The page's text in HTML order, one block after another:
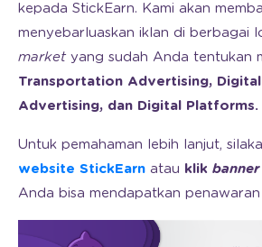
kepada StickEarn. Kami akan
menyebarluaskan iklan di berbagai
marketyang sudah Anda tentukan
Transportation Advertising,
Advertising, dan Digital Platforms.
Untuk pemahaman lebih lanjut,
website StickEarn atau klik banner
Anda bisa mendapatkan penawaran